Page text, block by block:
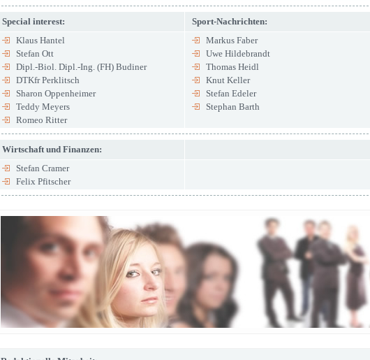
Special interest:
Sport-Nachrichten:
Klaus Hantel
Stefan Ott
Dipl.-Biol. Dipl.-Ing. (FH) Budiner
DTKfr Perklitsch
Sharon Oppenheimer
Teddy Meyers
Romeo Ritter
Markus Faber
Uwe Hildebrandt
Thomas Heidl
Knut Keller
Stefan Edeler
Stephan Barth
Wirtschaft und Finanzen:
Stefan Cramer
Felix Pfitscher